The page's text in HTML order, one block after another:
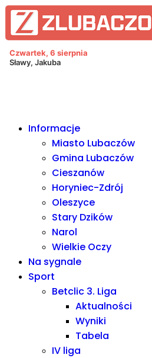
Informacje
Czwartek, 6 sierpnia
Sławy, Jakuba
Informacje
Miasto Lubaczów
Gmina Lubaczów
Cieszanów
Horyniec-Zdrój
Oleszyce
Stary Dzików
Narol
Wielkie Oczy
Na sygnale
Sport
Betclic 3. Liga
Aktualności
Wyniki
Tabela
IV liga